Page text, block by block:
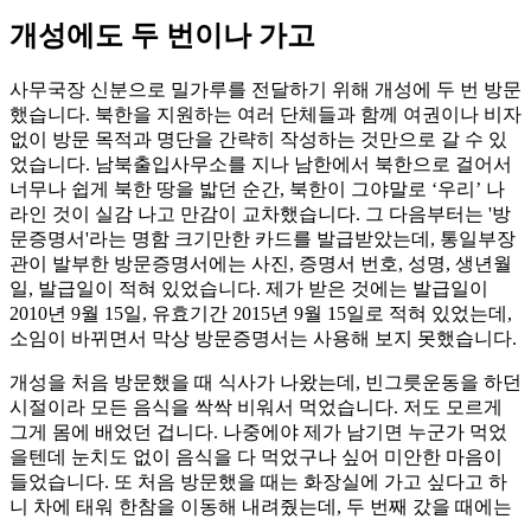
개성에도 두 번이나 가고
사무국장 신분으로 밀가루를 전달하기 위해 개성에 두 번 방문
했습니다. 북한을 지원하는 여러 단체들과 함께 여권이나 비자
없이 방문 목적과 명단을 간략히 작성하는 것만으로 갈 수 있
었습니다. 남북출입사무소를 지나 남한에서 북한으로 걸어서
너무나 쉽게 북한 땅을 밟던 순간, 북한이 그야말로 ‘우리’ 나
라인 것이 실감 나고 만감이 교차했습니다. 그 다음부터는 '방
문증명서'라는 명함 크기만한 카드를 발급받았는데, 통일부장
관이 발부한 방문증명서에는 사진, 증명서 번호, 성명, 생년월
일, 발급일이 적혀 있었습니다. 제가 받은 것에는 발급일이
2010년 9월 15일, 유효기간 2015년 9월 15일로 적혀 있었는데,
소임이 바뀌면서 막상 방문증명서는 사용해 보지 못했습니다.
개성을 처음 방문했을 때 식사가 나왔는데, 빈그릇운동을 하던
시절이라 모든 음식을 싹싹 비워서 먹었습니다. 저도 모르게
그게 몸에 배었던 겁니다. 나중에야 제가 남기면 누군가 먹었
을텐데 눈치도 없이 음식을 다 먹었구나 싶어 미안한 마음이
들었습니다. 또 처음 방문했을 때는 화장실에 가고 싶다고 하
니 차에 태워 한참을 이동해 내려줬는데, 두 번째 갔을 때에는